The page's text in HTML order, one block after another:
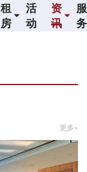
租
房
活
动
资
讯
服
务
更多»